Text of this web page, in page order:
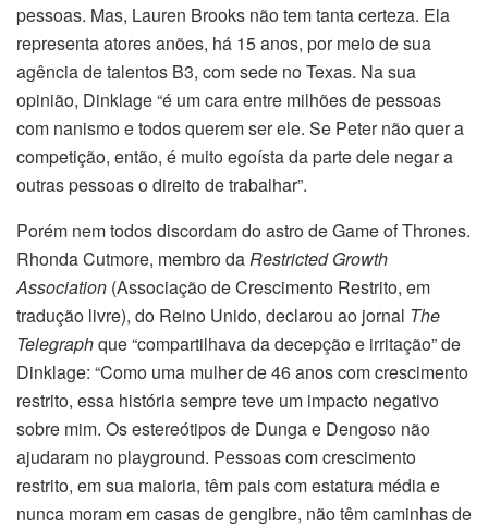
pessoas. Mas, Lauren Brooks não tem tanta certeza. Ela
representa atores anões, há 15 anos, por meio de sua
agência de talentos B3, com sede no Texas. Na sua
opinião, Dinklage “é um cara entre milhões de pessoas
com nanismo e todos querem ser ele. Se Peter não quer a
competição, então, é muito egoísta da parte dele negar a
outras pessoas o direito de trabalhar”.
Porém nem todos discordam do astro de Game of Thrones.
Rhonda Cutmore, membro daRestricted Growth
Association (Associação de Crescimento Restrito, em
tradução livre), do Reino Unido, declarou ao jornal The
Telegraphque “compartilhava da decepção e irritação” de
Dinklage: “Como uma mulher de 46 anos com crescimento
restrito, essa história sempre teve um impacto negativo
sobre mim. Os estereótipos de Dunga e Dengoso não
ajudaram no playground. Pessoas com crescimento
restrito, em sua maioria, têm pais com estatura média e
nunca moram em casas de gengibre, não têm caminhas de